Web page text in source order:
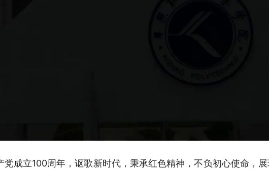
党成立100周年，讴歌新时代，秉承红色精神，不负初心使命，